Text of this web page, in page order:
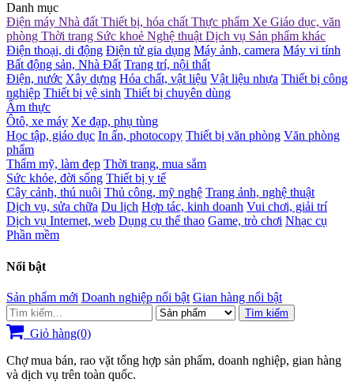
Danh mục
Điện máy Nhà đất Thiết bị, hóa chất Thực phẩm Xe Giáo dục, văn
phòng Thời trang Sức khoẻ Nghệ thuật Dịch vụ Sản phẩm khác
Điện thoại, di động Điện tử gia dụng Máy ảnh, camera Máy vi tính
Bất động sản, Nhà Đất Trang trí, nội thất
Điện, nước Xây dựng Hóa chất, vật liệu Vật liệu nhựa Thiết bị công
nghiệp Thiết bị vệ sinh Thiết bị chuyên dùng
Ẩm thực
Ôtô, xe máy Xe đạp, phụ tùng
Học tập, giáo dục In ấn, photocopy Thiết bị văn phòng Văn phòng
phẩm
Thẩm mỹ, làm đẹp Thời trang, mua sắm
Sức khỏe, đời sống Thiết bị y tế
Cây cảnh, thú nuôi Thủ công, mỹ nghệ Trang ảnh, nghệ thuật
Dịch vụ, sửa chữa Du lịch Hợp tác, kinh doanh Vui chơi, giải trí
Dịch vụ Internet, web Dụng cụ thể thao Game, trò chơi Nhạc cụ
Phần mềm
Nổi bật
Sản phẩm mới Doanh nghiệp nổi bật Gian hàng nổi bật
Tìm kiếm
Giỏ hàng(0)
Chợ mua bán, rao vặt tổng hợp sản phẩm, doanh nghiệp, gian hàng
và dịch vụ trên toàn quốc.